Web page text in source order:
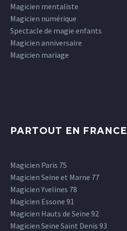
Magicien mentaliste
Magicien numérique
Spectacle de magie enfants
Magicien anniversaire
Magicien mariage
PARTOUT EN FRANCE
Magicien Paris 75
Magicien Seine et Marne 77
Magicien Yvelines 78
Magicien Essone 91
Magicien Hauts de Seine 92
Magicien Seine Saint Denis 93